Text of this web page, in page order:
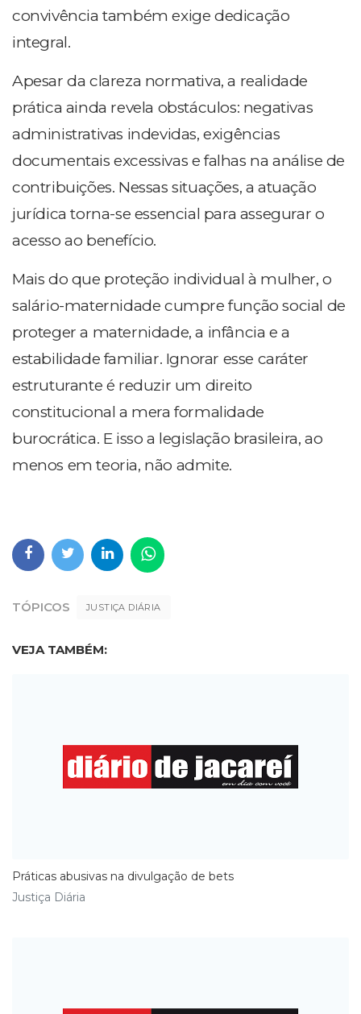
convivência também exige dedicação
integral.
Apesar da clareza normativa, a realidade
prática ainda revela obstáculos: negativas
administrativas indevidas, exigências
documentais excessivas e falhas na análise de
contribuições. Nessas situações, a atuação
jurídica torna-se essencial para assegurar o
acesso ao benefício.
Mais do que proteção individual à mulher, o
salário-maternidade cumpre função social de
proteger a maternidade, a infância e a
estabilidade familiar. Ignorar esse caráter
estruturante é reduzir um direito
constitucional a mera formalidade
burocrática. E isso a legislação brasileira, ao
menos em teoria, não admite.
TÓPICOS JUSTIÇA DIÁRIA
VEJA TAMBÉM:
Práticas abusivas na divulgação de bets
Justiça Diária